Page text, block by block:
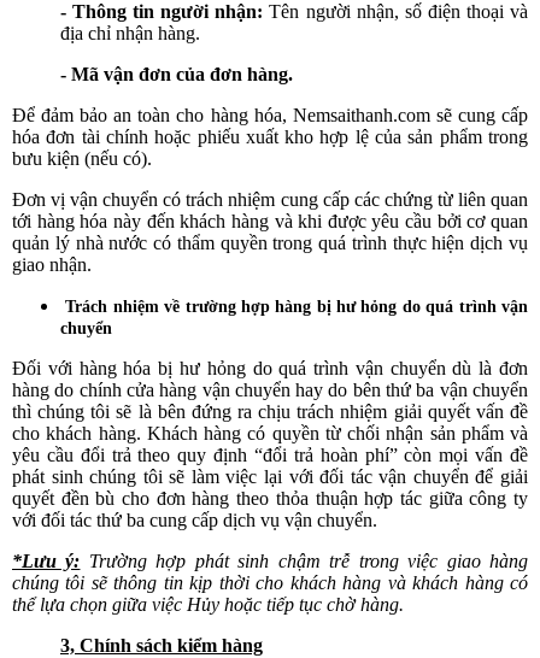
- Thông tin người nhận: Tên người nhận, số điện thoại và
địa chỉ nhận hàng.
- Mã vận đơn của đơn hàng.
Để đảm bảo an toàn cho hàng hóa, Nemsaithanh.com sẽ cung cấp
hóa đơn tài chính hoặc phiếu xuất kho hợp lệ của sản phẩm trong
bưu kiện (nếu có).
Đơn vị vận chuyển có trách nhiệm cung cấp các chứng từ liên quan
tới hàng hóa này đến khách hàng và khi được yêu cầu bởi cơ quan
quản lý nhà nước có thẩm quyền trong quá trình thực hiện dịch vụ
giao nhận.
Trách nhiệm về trường hợp hàng bị hư hỏng do quá trình vận
chuyển
Đối với hàng hóa bị hư hỏng do quá trình vận chuyển dù là đơn
hàng do chính cửa hàng vận chuyển hay do bên thứ ba vận chuyển
thì chúng tôi sẽ là bên đứng ra chịu trách nhiệm giải quyết vấn đề
cho khách hàng. Khách hàng có quyền từ chối nhận sản phẩm và
yêu cầu đổi trả theo quy định “đổi trả hoàn phí” còn mọi vấn đề
phát sinh chúng tôi sẽ làm việc lại với đối tác vận chuyển để giải
quyết đền bù cho đơn hàng theo thỏa thuận hợp tác giữa công ty
với đối tác thứ ba cung cấp dịch vụ vận chuyển.
*Lưu ý: Trường hợp phát sinh chậm trễ trong việc giao hàng
chúng tôi sẽ thông tin kịp thời cho khách hàng và khách hàng có
thể lựa chọn giữa việc Hủy hoặc tiếp tục chờ hàng.
3, Chính sách kiểm hàng